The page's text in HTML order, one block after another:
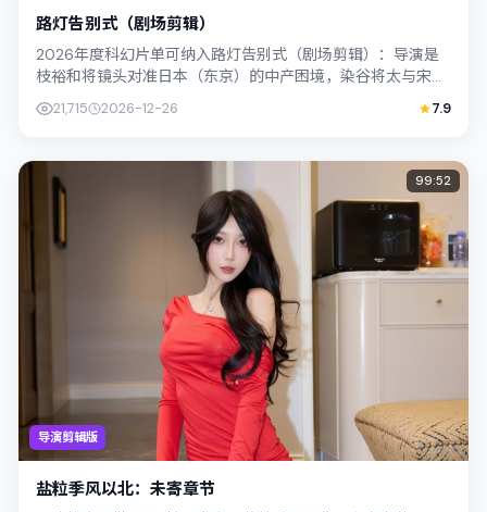
路灯告别式（剧场剪辑）
2026年度科幻片单可纳入路灯告别式（剧场剪辑）：导演是
枝裕和将镜头对准日本（东京）的中产困境，染谷将太与宋康
昊演绎兄妹般羁绊，文本层面兼顾悬疑...
21,715 2026-12-26 7.9
导演剪辑版
99:52
盐粒季风以北：未寄章节